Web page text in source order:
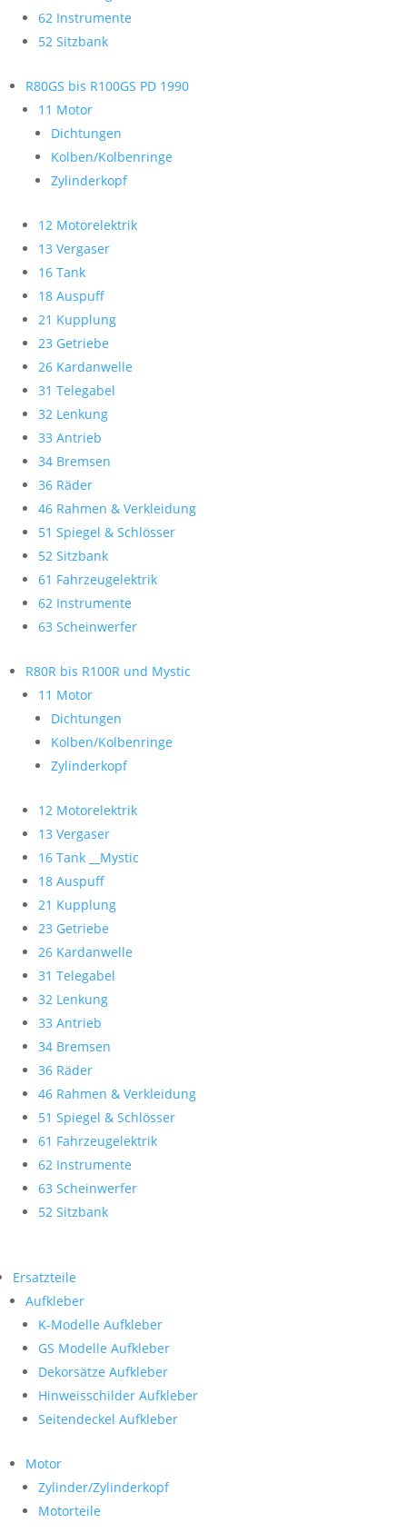
62 Instrumente
52 Sitzbank
R80GS bis R100GS PD 1990
11 Motor
Dichtungen
Kolben/Kolbenringe
Zylinderkopf
12 Motorelektrik
13 Vergaser
16 Tank
18 Auspuff
21 Kupplung
23 Getriebe
26 Kardanwelle
31 Telegabel
32 Lenkung
33 Antrieb
34 Bremsen
36 Räder
46 Rahmen & Verkleidung
51 Spiegel & Schlösser
52 Sitzbank
61 Fahrzeugelektrik
62 Instrumente
63 Scheinwerfer
R80R bis R100R und Mystic
11 Motor
Dichtungen
Kolben/Kolbenringe
Zylinderkopf
12 Motorelektrik
13 Vergaser
16 Tank __Mystic
18 Auspuff
21 Kupplung
23 Getriebe
26 Kardanwelle
31 Telegabel
32 Lenkung
33 Antrieb
34 Bremsen
36 Räder
46 Rahmen & Verkleidung
51 Spiegel & Schlösser
61 Fahrzeugelektrik
62 Instrumente
63 Scheinwerfer
52 Sitzbank
Ersatzteile
Aufkleber
K-Modelle Aufkleber
GS Modelle Aufkleber
Dekorsätze Aufkleber
Hinweisschilder Aufkleber
Seitendeckel Aufkleber
Motor
Zylinder/Zylinderkopf
Motorteile